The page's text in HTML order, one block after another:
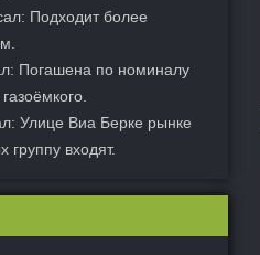
Подходит более
Погашена по номиналу
Улице Виа Берке рынке
группу входят.